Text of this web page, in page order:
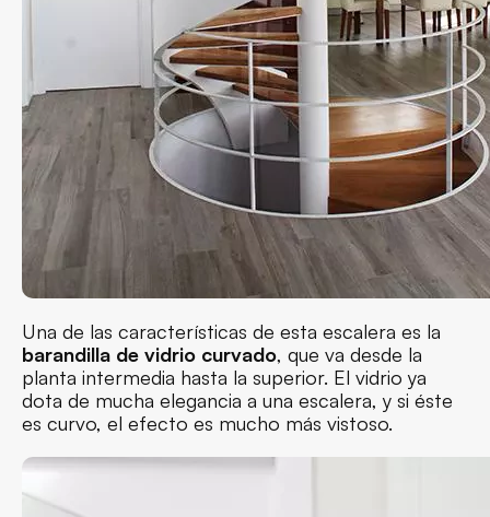
Una de las características de esta escalera es la
barandilla de vidrio curvado, que va desde la
planta intermedia hasta la superior. El vidrio ya
dota de mucha elegancia a una escalera, y si éste
es curvo, el efecto es mucho más vistoso.